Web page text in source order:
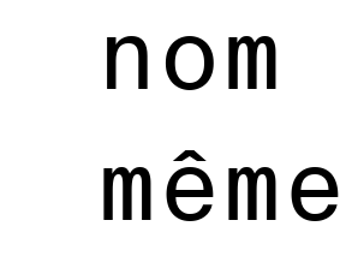
nom
même